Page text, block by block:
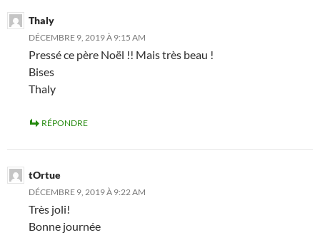
Thaly
DÉCEMBRE 9, 2019 À 9:15 AM
Pressé ce père Noël !! Mais très beau !
Bises
Thaly
RÉPONDRE
tOrtue
DÉCEMBRE 9, 2019 À 9:22 AM
Très joli!
Bonne journée